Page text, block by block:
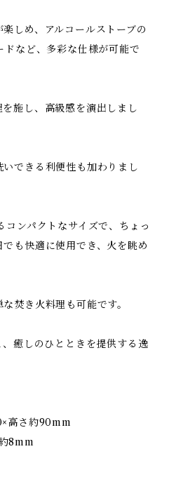
しめ、アルコールストーブの
など、多彩な仕様が可能で
施し、高級感を演出しまし
できる利便性も加わりまし
ンパクトなサイズで、ちょっ
も快適に使用でき、火を眺め
焚き火料理も可能です。
癒しのひとときを提供する逸
高さ約90mm
8mm